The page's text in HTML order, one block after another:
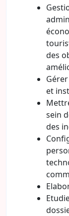
des
et
sein
des